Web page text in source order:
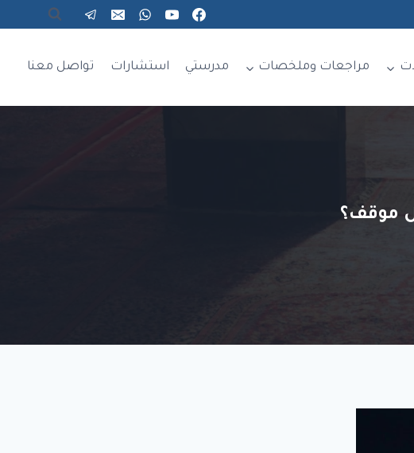
مراجعات وملخصات مدرستي استشارات تواصل معنا
موقف؟